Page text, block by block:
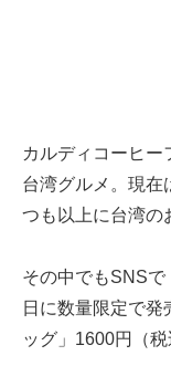
カルディコーヒー
台湾グルメ。現在
つも以上に台湾の
その中でもSNS
日に数量限定で
ッグ」1600円（税